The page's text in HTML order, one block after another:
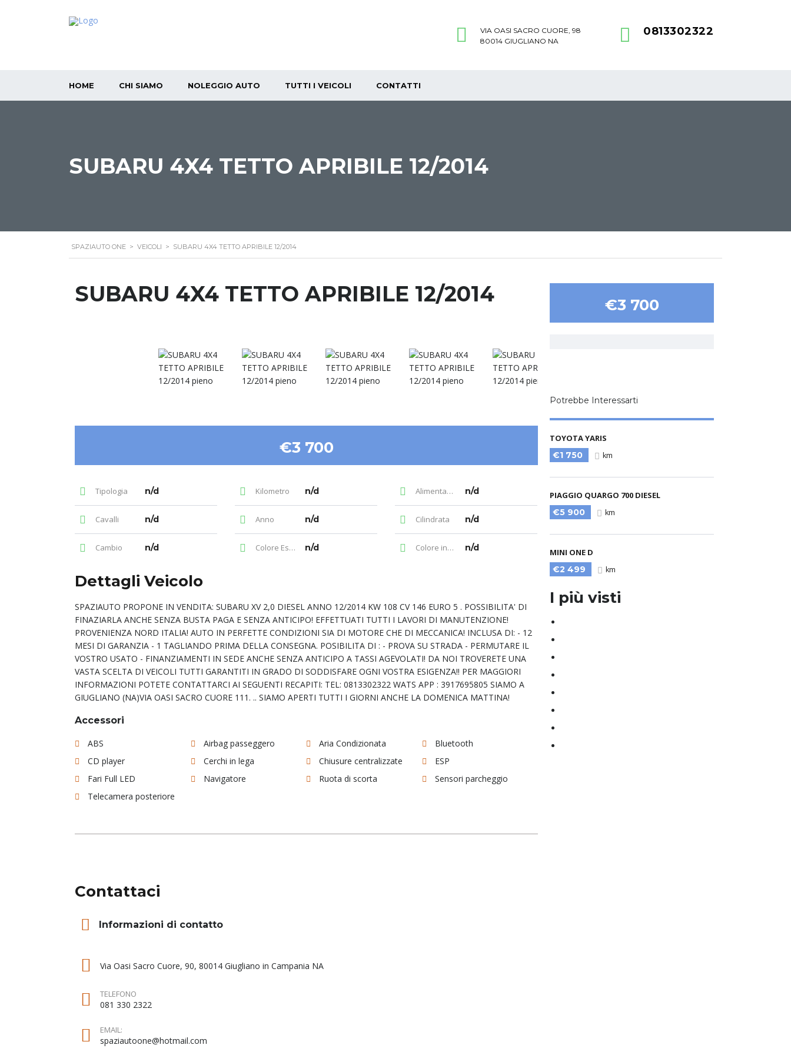
0813302322
VIA OASI SACRO CUORE, 98
80014 GIUGLIANO NA
HOME CHI SIAMO NOLEGGIO AUTO TUTTI I VEICOLI CONTATTI
SUBARU 4X4 TETTO APRIBILE 12/2014
SPAZIAUTO ONE > VEICOLI > SUBARU 4X4 TETTO APRIBILE 12/2014
SUBARU 4X4 TETTO APRIBILE 12/2014
€3 700
Tipologia n/d Kilometro n/d Alimentazione n/d
Cavalli n/d Anno n/d Cilindrata n/d
Cambio n/d Colore Esterno n/d Colore interno n/d
Dettagli Veicolo
SPAZIAUTO PROPONE IN VENDITA: SUBARU XV 2,0 DIESEL ANNO 12/2014 KW 108 CV 146 EURO 5 . POSSIBILITA' DI
FINAZIARLA ANCHE SENZA BUSTA PAGA E SENZA ANTICIPO! EFFETTUATI TUTTI I LAVORI DI MANUTENZIONE!
PROVENIENZA NORD ITALIA! AUTO IN PERFETTE CONDIZIONI SIA DI MOTORE CHE DI MECCANICA! INCLUSA DI: - 12
MESI DI GARANZIA - 1 TAGLIANDO PRIMA DELLA CONSEGNA. POSIBILITA DI : - PROVA SU STRADA - PERMUTARE IL
VOSTRO USATO - FINANZIAMENTI IN SEDE ANCHE SENZA ANTICIPO A TASSI AGEVOLATI! DA NOI TROVERETE UNA
VASTA SCELTA DI VEICOLI TUTTI GARANTITI IN GRADO DI SODDISFARE OGNI VOSTRA ESIGENZA!! PER MAGGIORI
INFORMAZIONI POTETE CONTATTARCI AI SEGUENTI RECAPITI: TEL: 0813302322 WATS APP : 3917695805 SIAMO A
GIUGLIANO (NA)VIA OASI SACRO CUORE 111. .. SIAMO APERTI TUTTI I GIORNI ANCHE LA DOMENICA MATTINA!
Accessori
ABS Airbag passeggero Aria Condizionata
Bluetooth
CD player
Cerchi in lega Chiusure centralizzate
ESP
Fari Full LED
Navigatore Ruota di scorta
Sensori parcheggio
Telecamera posteriore
Contattaci
Informazioni di contatto
Via Oasi Sacro Cuore, 90, 80014 Giugliano in Campania NA
TELEFONO
081 330 2322
EMAIL:
spaziautoone@hotmail.com
€3 700
Potrebbe Interessarti
TOYOTA YARIS
€1 750
km
PIAGGIO QUARGO 700 DIESEL
€5 900
km
MINI ONE D
€2 499
km
I più visti